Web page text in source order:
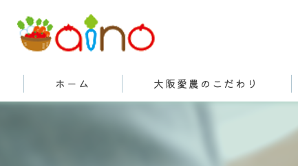
ホーム 大阪愛農のこだわり
有機栽培とは